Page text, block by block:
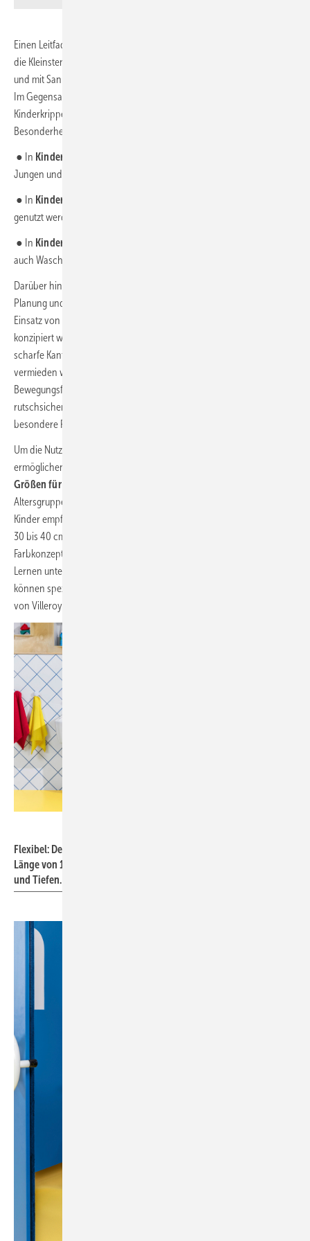
Einen Leitfaden für Planung, Bau und Betrieb von Sanitärräumen für
die Kleinsten liefert die Richtlinie VDI 6000 Blatt 6 „Ausstattung von
und mit Sanitärräumen – Kindergärten, Kindertagesstätten, Schulen“.
Im Gegensatz zu Schultoiletten gelten für die Sanitärobjekte in
Kinderkrippen, -gärten und -tagesstätten laut VDI-Richtlinie folgende
Besonderheiten, die sich auch auf die Grundrissplanung auswirken:
● In Kinderkrippen (bis 3 Jahre)
Jungen und Mädchen gemeinsam genutzt.
● In Kindergärten (3 bis 6 Jahre)
genutzt werden, die Waschräume hingegen gemeinsam.
● In Kinderhorten (6 bis 14 Jahre)
auch Waschräume getrennt genutzt.
Darüber hinaus gibt es eine Reihe weiterer Anforderungen, die bei der
Planung und Ausführung berücksichtigt werden müssen und die den
Einsatz von Produkten erfordern, die speziell für diesen Bedarf
konzipiert wurden. So sollten etwa alle
scharfe Kanten, hervorstehende Teile und raue Oberflächen
vermieden werden, um die Verletzungsgefahr auf der
Bewegungsfläche zu minimieren. Hier helfen vor allem auch
rutschsichere Oberflächen in den Nassbereichen, wie sie z. B.
besondere Fliesenserien bieten.
Um die Nutzung für Kinder zu erleichtern oder überhaupt erst zu
ermöglichen, bedarf es außerdem
Größen für die entsprechenden Sanitärobjekte
Altersgruppe sind sie unterschiedlich. Für drei- bis sechsjährige
Kinder empfiehlt sich beispielsweise eine Sitzhöhe der Toilette von ca.
30 bis 40 cm und eine Waschtischhöhe von etwa 55 bis 65 cm. Ein
Farbkonzept, das den Kindern die Nutzung erleichtert und beim
Lernen unterstützt, ist ebenfalls von Vorteil. Diese Anforderungen
können spezielle kindgerechte Serien erfüllen, etwa „O.novo Kids“
von Villeroy & Boch.
Flexibel: Der Reihenwaschtisch von „O.novo Kids“ bietet bei einer
Länge von 130 cm drei Bereiche in drei unterschiedlichen Höhen
und Tiefen.